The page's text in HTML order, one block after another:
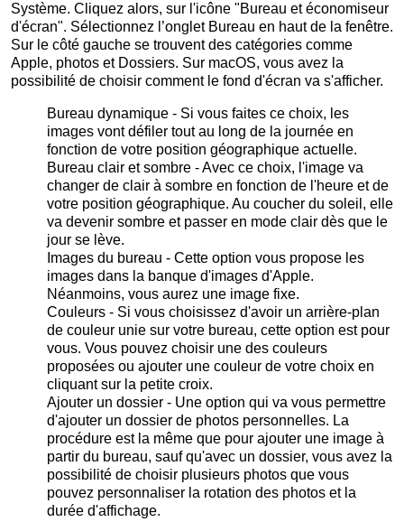
Système. Cliquez alors, sur l'icône "Bureau et économiseur
d'écran". Sélectionnez l’onglet Bureau en haut de la fenêtre.
Sur le côté gauche se trouvent des catégories comme
Apple, photos et Dossiers. Sur macOS, vous avez la
possibilité de choisir comment le fond d'écran va s'afficher.
Bureau dynamique - Si vous faites ce choix, les
images vont défiler tout au long de la journée en
fonction de votre position géographique actuelle.
Bureau clair et sombre - Avec ce choix, l'image va
changer de clair à sombre en fonction de l'heure et de
votre position géographique. Au coucher du soleil, elle
va devenir sombre et passer en mode clair dès que le
jour se lève.
Images du bureau - Cette option vous propose les
images dans la banque d'images d'Apple.
Néanmoins, vous aurez une image fixe.
Couleurs - Si vous choisissez d'avoir un arrière-plan
de couleur unie sur votre bureau, cette option est pour
vous. Vous pouvez choisir une des couleurs
proposées ou ajouter une couleur de votre choix en
cliquant sur la petite croix.
Ajouter un dossier - Une option qui va vous permettre
d'ajouter un dossier de photos personnelles. La
procédure est la même que pour ajouter une image à
partir du bureau, sauf qu'avec un dossier, vous avez la
possibilité de choisir plusieurs photos que vous
pouvez personnaliser la rotation des photos et la
durée d'affichage.